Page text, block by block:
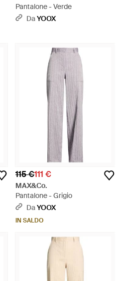
Pantalone - Verde
DaYOOX
115 €111 €
MAX&Co.
Pantalone - Grigio
DaYOOX
IN SALDO